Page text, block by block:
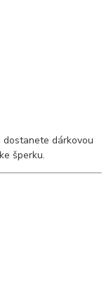
dostanete dárkovou
šperku.